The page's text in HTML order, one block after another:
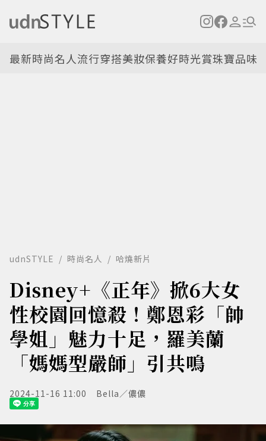
最新時尚名人流行穿搭美妝保養好時光賞珠寶品味
udnSTYLE 時尚名人 哈燒新片
Disney+《正年》掀6大女
性校園回憶殺！鄭恩彩「帥
學姐」魅力十足，羅美蘭
「媽媽型嚴師」引共鳴
2024-11-16 11:00 Bella／儂儂